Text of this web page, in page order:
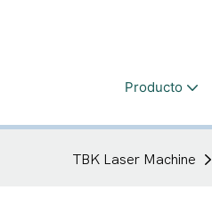
Producto
TBK Laser Machine